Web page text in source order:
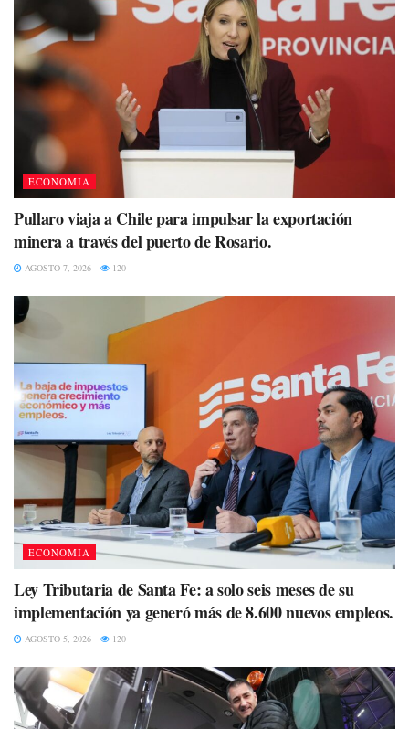
ECONOMIA
Pullaro viaja a Chile para impulsar la exportación
minera a través del puerto de Rosario.
AGOSTO 7, 2026 120
ECONOMIA
Ley Tributaria de Santa Fe: a solo seis meses de su
implementación ya generó más de 8.600 nuevos empleos.
AGOSTO 5, 2026 120